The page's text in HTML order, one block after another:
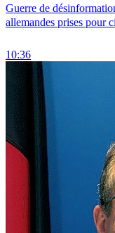
Guerre de
allemandes prises pour
10:36